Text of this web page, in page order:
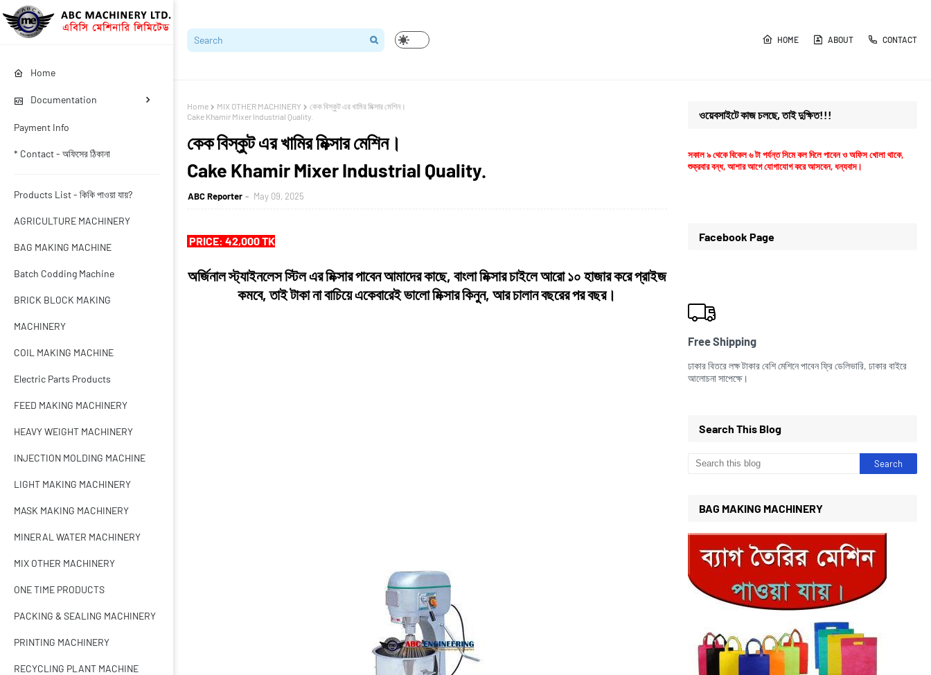
Home
Documentation
Payment Info
* Contact - অফিসের ঠিকানা
Products List - কিকি পাওয়া যায়?
AGRICULTURE MACHINERY
BAG MAKING MACHINE
Batch Codding Machine
BRICK BLOCK MAKING
MACHINERY
COIL MAKING MACHINE
Electric Parts Products
FEED MAKING MACHINERY
HEAVY WEIGHT MACHINERY
INJECTION MOLDING MACHINE
LIGHT MAKING MACHINERY
MASK MAKING MACHINERY
MINERAL WATER MACHINERY
MIX OTHER MACHINERY
ONE TIME PRODUCTS
PACKING & SEALING MACHINERY
PRINTING MACHINERY
RECYCLING PLANT MACHINE
HOME ABOUT CONTACT
Home MIX OTHER MACHINERY
কেক বিস্কুট এর খামির মিক্সার মেশিন।
Cake Khamir Mixer Industrial Quality.
কেক বিস্কুট এর খামির মিক্সার মেশিন।
Cake Khamir Mixer Industrial Quality.
ABC Reporter May 09, 2025
PRICE: 42,000 TK
অর্জিনাল স্ট্যাইনলেস স্টিল এর মিক্সার পাবেন আমাদের কাছে, বাংলা মিক্সার চাইলে আরো ১০ হাজার করে প্রাইজ
কমবে, তাই টাকা না বাচিয়ে একেবারেই ভালো মিক্সার কিনুন, আর চালান বছরের পর বছর।
ওয়েবসাইটে কাজ চলছে, তাই দুক্ষিত!!!
সকাল ৯ থেকে বিকেল ৬ টা পর্যন্ত সিমে কল দিলে পাবেন ও অফিস খোলা থাকে,
শুক্রবার বন্ধ, আশার আগে যোগাযোগ করে আসবেন, ধন্যবাদ।
Facebook Page
Free Shipping
ঢাকার বিতরে লক্ষ টাকার বেশি মেশিনে পাবেন ফ্রি ডেলিভারি, ঢাকার বাইরে
আলোচনা সাপেক্ষে।
Search This Blog
BAG MAKING MACHINERY